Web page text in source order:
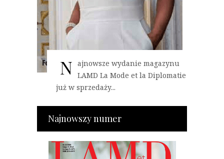
N ajnowsze wydanie magazynu
LAMD La Mode et la Diplomatie
już w sprzedaży...
Najnowszy numer